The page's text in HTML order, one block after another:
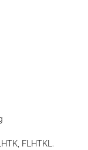
FLHTKL.